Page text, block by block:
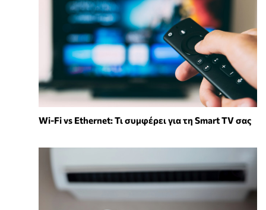
Wi-Fi vs Ethernet: Τι συμφέρει για τη Smart TV σας